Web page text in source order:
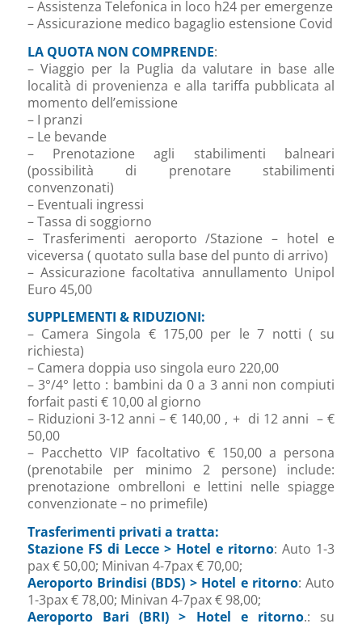
– Assistenza Telefonica in loco h24 per emergenze
– Assicurazione medico bagaglio estensione Covid
LA QUOTA NON COMPRENDE:
– Viaggio per la Puglia da valutare in base alle
località di provenienza e alla tariffa pubblicata al
momento dell’emissione
– I pranzi
– Le bevande
– Prenotazione agli stabilimenti balneari
(possibilità di prenotare stabilimenti
convenzonati)
– Eventuali ingressi
– Tassa di soggiorno
– Trasferimenti aeroporto /Stazione – hotel e
viceversa ( quotato sulla base del punto di arrivo)
– Assicurazione facoltativa annullamento Unipol
Euro 45,00
SUPPLEMENTI & RIDUZIONI:
– Camera Singola € 175,00 per le 7 notti ( su
richiesta)
– Camera doppia uso singola euro 220,00
– 3°/4° letto : bambini da 0 a 3 anni non compiuti
forfait pasti € 10,00 al giorno
– Riduzioni 3-12 anni – € 140,00 , + di 12 anni – €
50,00
– Pacchetto VIP facoltativo € 150,00 a persona
(prenotabile per minimo 2 persone) include:
prenotazione ombrelloni e lettini nelle spiagge
convenzionate – no primefile)
Trasferimenti privati a tratta:
Stazione FS di Lecce > Hotel e ritorno: Auto 1-3
pax € 50,00; Minivan 4-7pax € 70,00;
Aeroporto Brindisi (BDS) > Hotel e ritorno: Auto
1-3pax € 78,00; Minivan 4-7pax € 98,00;
Aeroporto Bari (BRI) > Hotel e ritorno.: su